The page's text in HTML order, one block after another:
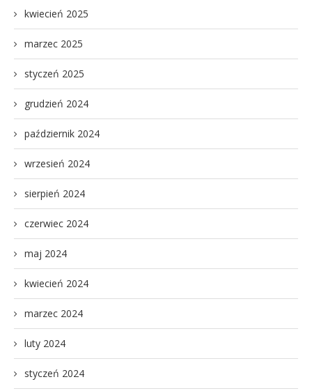
kwiecień 2025
marzec 2025
styczeń 2025
grudzień 2024
październik 2024
wrzesień 2024
sierpień 2024
czerwiec 2024
maj 2024
kwiecień 2024
marzec 2024
luty 2024
styczeń 2024